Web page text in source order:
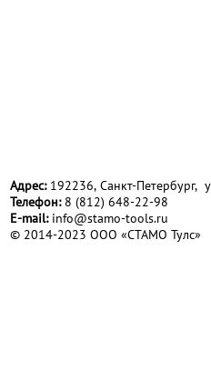
Адрес:192236, Санкт-Петербург,
Телефон:8 (812) 648-22-98
Е-mail: info@stamo-tools.ru
© 2014-2023 ООО «СТАМО Тулс»